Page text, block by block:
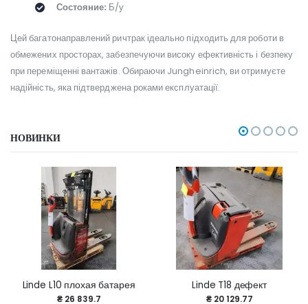
Состояние: Б/у
Цей багатонаправлений ричтрак ідеально підходить для роботи в
обмежених просторах, забезпечуючи високу ефективність і безпеку
при переміщенні вантажів. Обираючи Jungheinrich, ви отримуєте
надійність, яка підтверджена роками експлуатації.
НОВИНКИ
Linde L10 плохая батарея
₴ 26 839.7
Linde T18 дефект
₴ 20 129.77